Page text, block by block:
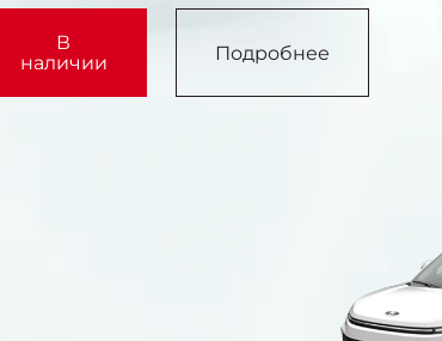
В
наличии
Подробнее